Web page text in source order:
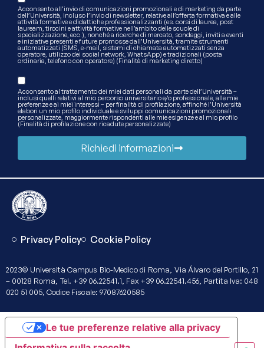
Acconsento all’invio di comunicazioni promozionali e di marketing da parte
dell’Università, incluso l’invio di newsletter, relative all’offerta formativa e alle
attività formative e didattiche professionalizzanti (es. corsi di laurea, post
lauream, tirocini e attività formative nell’ambito delle scuole di
specializzazione, ecc.), nonché a ricerche di mercato, sondaggi, inviti a eventi
e iniziative presenti e future promosse dall’Università, tramite strumenti
automatizzati (SMS, e-mail, sistemi di chiamata automatizzati senza
operatore, utilizzo dei social network, WhatsApp) e tradizionali (posta
ordinaria, telefono con operatore) (Finalità di marketing diretto)
Acconsento al trattamento dei miei dati personali da parte dell’Università –
inclusi quelli relativi al mio percorso universitario e/o professionale, alle mie
preferenze e ai miei interessi – per finalità di profilazione, affinché l’Università
elabori un mio profilo individuale e sviluppi comunicazioni promozionali
personalizzate, maggiormente rispondenti alle mie esigenze e al mio profilo
(Finalità di profilazione con ricadute personalizzate)
Richiedi informazioni
Privacy Policy Cookie Policy
2023© Università Campus Bio-Medico di Roma, Via Álvaro del Portillo, 21
– 00128 Roma, Tel. +39 06.22541.1, Fax +39 06.22541.456, Partita Iva: 048
020 51 005, Codice Fiscale: 97087620585
Le tue preferenze relative alla privacy